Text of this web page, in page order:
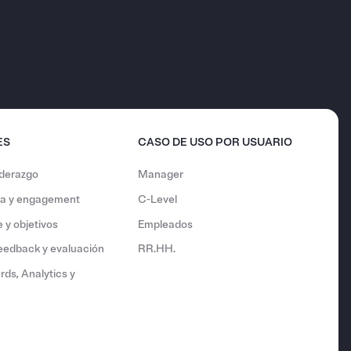
y engagement
y objetivos
y evaluación
Analytics y
CASO DE USO POR USUARIO
Manager
C-Level
Empleados
RR.HH.